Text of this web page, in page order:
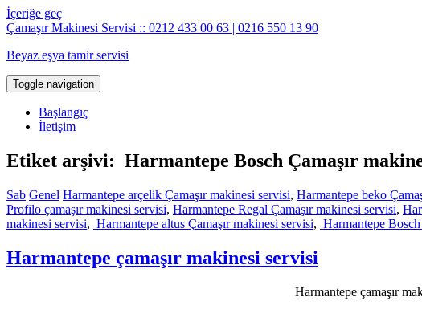
İçeriğe geç
Çamaşır Makinesi Servisi :: 0212 433 00 63 | 0216 550 13 90
Beyaz eşya tamir servisi
Toggle navigation
Başlangıç
İletişim
Etiket arşivi: Harmantepe Bosch Çamaşır
Sab Genel Harmantepe arçelik Çamaşır makinesi servisi, Harmantepe beko
Profilo çamaşır makinesi servisi, Harmantepe Regal Çamaşır makinesi servisi,
makinesi servisi, Harmantepe altus Çamaşır makinesi servisi, Harmantepe
Harmantepe çamaşır makinesi servisi
Harmantepe çamaşır